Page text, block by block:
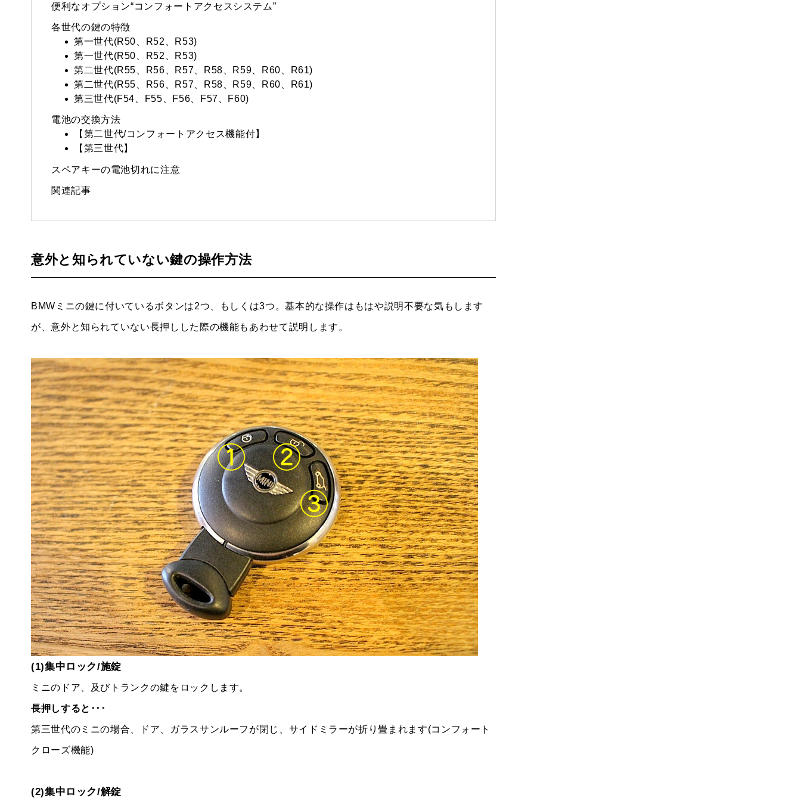
便利なオプション“コンフォートアクセスシステム”
各世代の鍵の特徴
第一世代(R50、R52、R53)
第一世代(R50、R52、R53)
第二世代(R55、R56、R57、R58、R59、R60、R61)
第二世代(R55、R56、R57、R58、R59、R60、R61)
第三世代(F54、F55、F56、F57、F60)
電池の交換方法
【第二世代/コンフォートアクセス機能付】
【第三世代】
スペアキーの電池切れに注意
関連記事
意外と知られていない鍵の操作方法
BMWミニの鍵に付いているボタンは2つ、もしくは3つ。基本的な操作はもはや説明不要な気もします
が、意外と知られていない長押しした際の機能もあわせて説明します。
(1)集中ロック/施錠
ミニのドア、及びトランクの鍵をロックします。
長押しすると･･･
第三世代のミニの場合、ドア、ガラスサンルーフが閉じ、サイドミラーが折り畳まれます(コンフォート
クローズ機能)
(2)集中ロック/解錠